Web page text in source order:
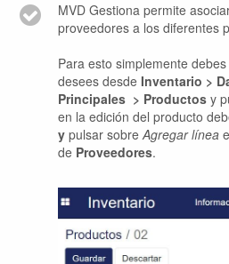
MVD Gestiona permite
proveedores a los diferentes
Para esto simplemente
desees desde Inventario >
Principales > Productos y
en la edición del producto
y pulsar sobreAgregar línea
de Proveedores.